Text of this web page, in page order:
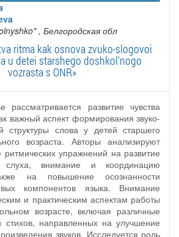
, Белгородская обл
ritma kak osnova zvuko-slogovoi
u detei starshego doshkol'nogo
vozrasta s ONR»
рассматривается развитие чувства
важный аспект формирования звуко-
структуры слова у детей старшего
возраста. Авторы анализируют
ритмических упражнений на развитие
слуха, внимание и координацию
на повышение осознанности
компонентов языка. Внимание
и практическим аспектам работы
возрасте, включая различные
направленных на улучшение
звуков. Исследуется роль